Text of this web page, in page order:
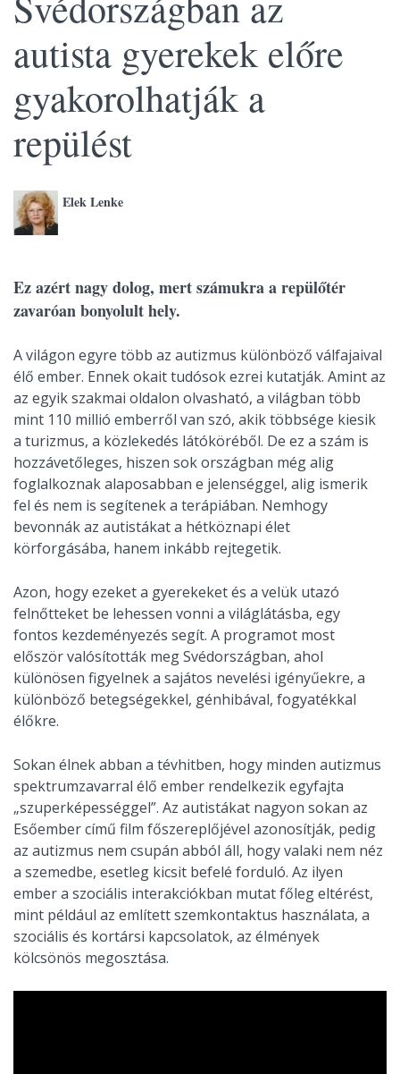
autista gyerekek előre
gyakorolhatják a
repülést
Elek Lenke
Ez azért nagy dolog, mert számukra a repülőtér
zavaróan bonyolult hely.
A világon egyre több az autizmus különböző válfajaival
élő ember. Ennek okait tudósok ezrei kutatják. Amint az
az egyik szakmai oldalon olvasható, a világban több
mint 110 millió emberről van szó, akik többsége kiesik
a turizmus, a közlekedés látóköréből. De ez a szám is
hozzávetőleges, hiszen sok országban még alig
foglalkoznak alaposabban e jelenséggel, alig ismerik
fel és nem is segítenek a terápiában. Nemhogy
bevonnák az autistákat a hétköznapi élet
körforgásába, hanem inkább rejtegetik.
Azon, hogy ezeket a gyerekeket és a velük utazó
felnőtteket be lehessen vonni a világlátásba, egy
fontos kezdeményezés segít. A programot most
először valósították meg Svédországban, ahol
különösen figyelnek a sajátos nevelési igényűekre, a
különböző betegségekkel, génhibával, fogyatékkal
élőkre.
Sokan élnek abban a tévhitben, hogy minden autizmus
spektrumzavarral élő ember rendelkezik egyfajta
„szuperképességgel”. Az autistákat nagyon sokan az
Esőember című film főszereplőjével azonosítják, pedig
az autizmus nem csupán abból áll, hogy valaki nem néz
a szemedbe, esetleg kicsit befelé forduló. Az ilyen
ember a szociális interakciókban mutat főleg eltérést,
mint például az említett szemkontaktus használata, a
szociális és kortársi kapcsolatok, az élmények
kölcsönös megosztása.